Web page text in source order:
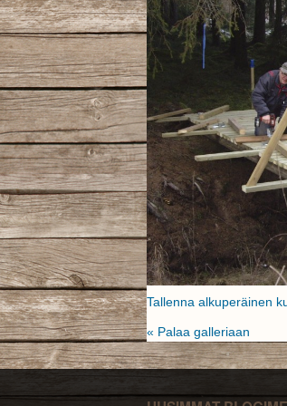
Tallenna alkuperäinen
« Palaa galleriaan